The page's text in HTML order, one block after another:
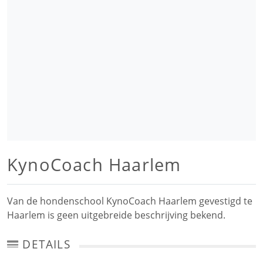
KynoCoach Haarlem
Van de hondenschool KynoCoach Haarlem gevestigd te
Haarlem is geen uitgebreide beschrijving bekend.
DETAILS